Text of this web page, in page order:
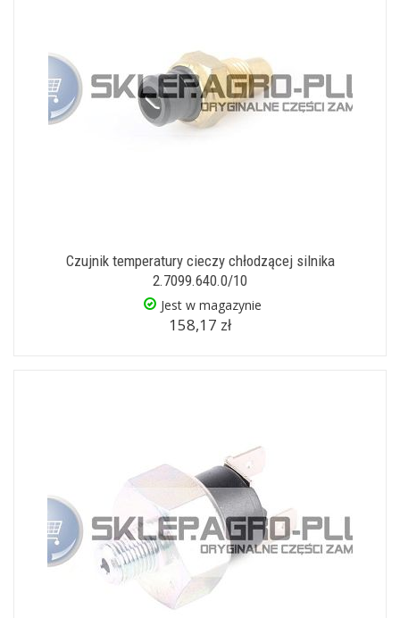
Czujnik temperatury cieczy chłodzącej silnika
2.7099.640.0/10
Jest w magazynie
158,17 zł